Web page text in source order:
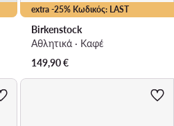
extra -25% Κωδικός: LAST
Birkenstock
Αθλητικά · Καφέ
149,90€